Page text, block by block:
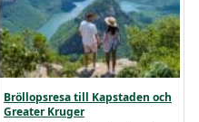
Bröllopsresa till Kapstaden och
Greater Kruger